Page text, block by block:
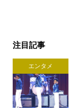
注目記事
エンタメ